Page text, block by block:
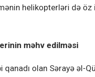
helikopterləri də
məhv edilməsi
qanadı olan Sərayə əl-